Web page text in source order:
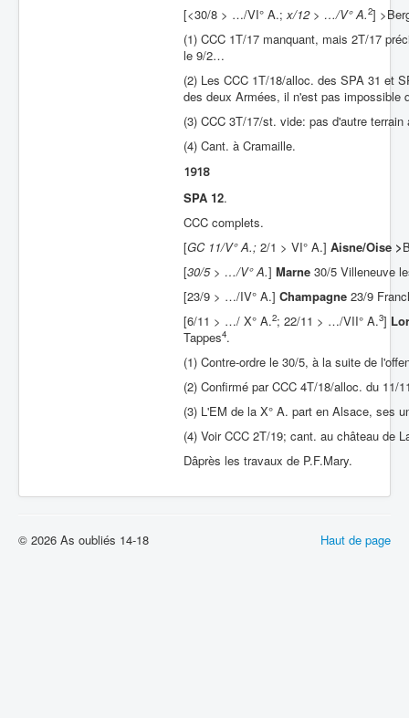
[<30/8 > …/VI° A.; x/12 > …/V° A.2]
(1) CCC 1T/17 manquant, mais 2T/17
le 9/2…
(2) Les CCC 1T/18/alloc. des SPA 31 et
des deux Armées, il n'est pas impossible
(3) CCC 3T/17/st. vide: pas d'autre
(4) Cant. à Cramaille.
1918
SPA 12.
CCC complets.
[GC 11/V° A.; 2/1 > VI° A.] Aisne/Oise >
[30/5 > …/V° A.] Marne 30/5 Villeneuve
[23/9 > …/IV° A.] Champagne 23/9
[6/11 > …/ X° A.2; 22/11 > …/VII° A.3]
Tappes4.
(1) Contre-ordre le 30/5, à la suite de
(2) Confirmé par CCC 4T/18/alloc. du 11/
(3) L'EM de la X° A. part en Alsace, ses
(4) Voir CCC 2T/19; cant. au château de
Dâprès les travaux de P.F.Mary.
Haut de page
© 2026 As oubliés 14-18